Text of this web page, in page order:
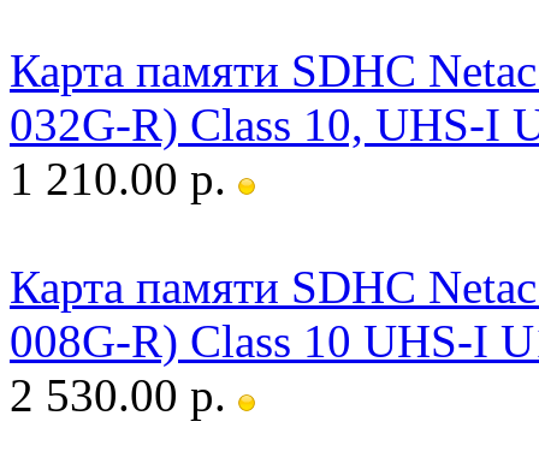
Карта памяти SDHC
032G-R) Class 10, UHS-I
1 210.00 р.
Карта памяти SDHC
008G-R) Class 10 UHS-I
2 530.00 р.